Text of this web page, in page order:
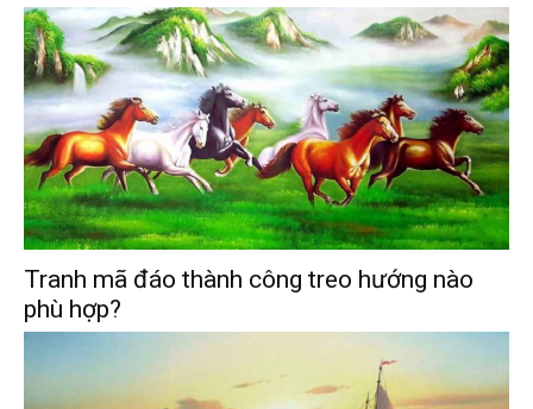
Tranh mã đáo thành công treo hướng nào
phù hợp?